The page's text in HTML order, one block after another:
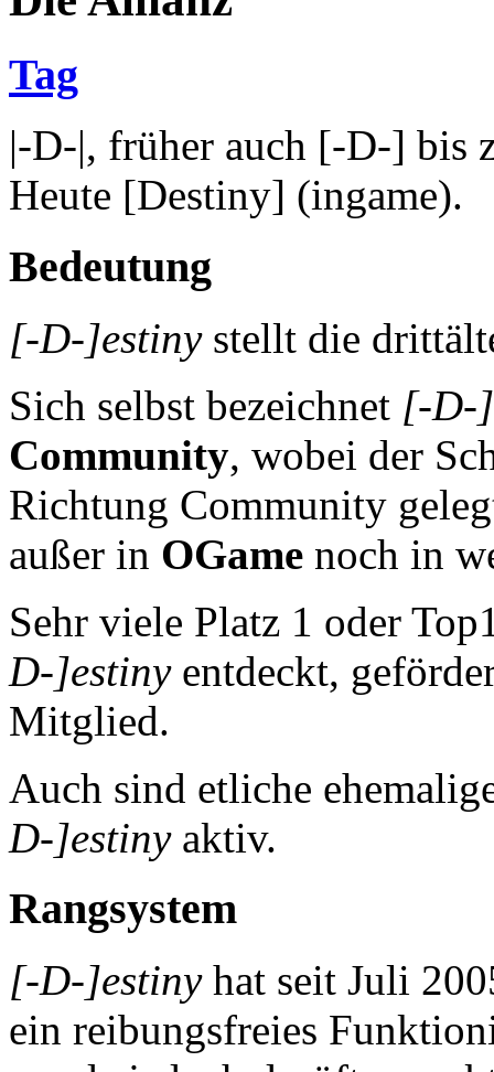
Tag
|-D-|, früher auch [-D-] bis
Heute [Destiny] (ingame).
Bedeutung
[-D-]estinystellt die
Sich selbst bezeichnet [-D-
Community, wobei der
Richtung Community
außer in OGame noch in
Sehr viele Platz 1 oder
D-]estinyentdeckt,
Mitglied.
Auch sind etliche
D-]estinyaktiv.
Rangsystem
[-D-]estinyhat seit Juli
ein reibungsfreies